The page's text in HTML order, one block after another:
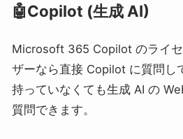
🤖Copilot (生成 AI)
Microsoft 365 Copilot のライ
ザーなら直接 Copilot に質問し
持っていなくても生成 AI の
質問できます。